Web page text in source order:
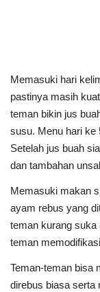
Memasuki hari
pastinya masih
teman bikin jus
susu. Menu hari ke
Setelah jus buah
dan tambahan
Memasuki makan
ayam rebus yang
teman kurang suka
teman
Teman-teman bisa
direbus biasa serta